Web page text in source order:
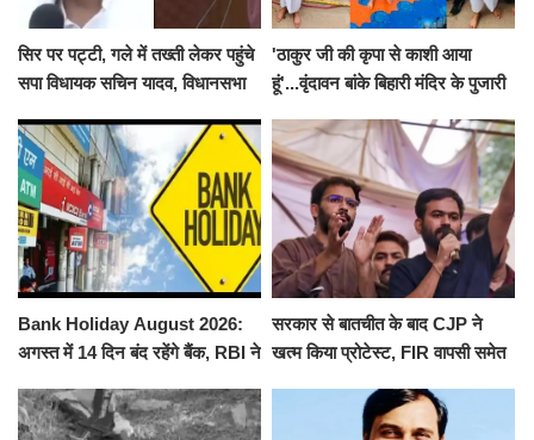
सिर पर पट्टी, गले में तख्ती लेकर पहुंचे
सपा विधायक सचिन यादव, विधानसभा
निलंबित
'ठाकुर जी की कृपा से काशी आया
हूं'...वृंदावन बांके बिहारी मंदिर के पुजारी
जलाभिषेक
Bank Holiday August 2026:
अगस्त में 14 दिन बंद रहेंगे बैंक, RBI ने
सरकार से बातचीत के बाद CJP ने
खत्म किया प्रोटेस्ट, FIR वापसी समेत